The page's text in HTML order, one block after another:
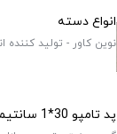
انواع دسته
نوین کاور - تولید کننده
پد تامپو 30*1 سانتیمتر کد C12